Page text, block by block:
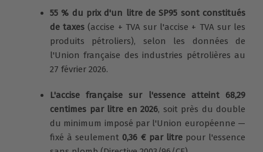
55 % du prix d'un litre de SP95 sont constitués
de taxes (accise + TVA sur l'accise + TVA sur les
produits pétroliers), selon les données de
l'Union française des industries pétrolières au
27 février 2026.
L'accise française sur l'essence atteint 68,29
centimes par litre en 2026, soit près du double
du minimum imposé par l'Union européenne —
fixé à seulement0,36 € par litrepour l'essence